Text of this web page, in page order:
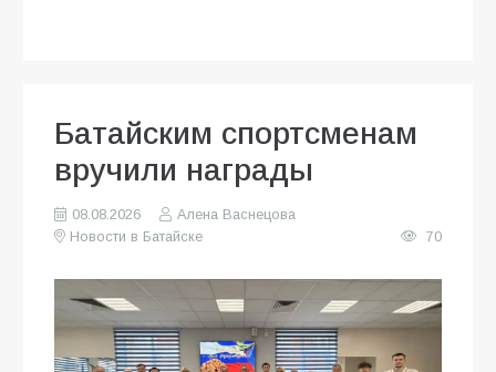
Батайским спортсменам
вручили награды
08.08.2026
Алена Васнецова
Новости в Батайске
70